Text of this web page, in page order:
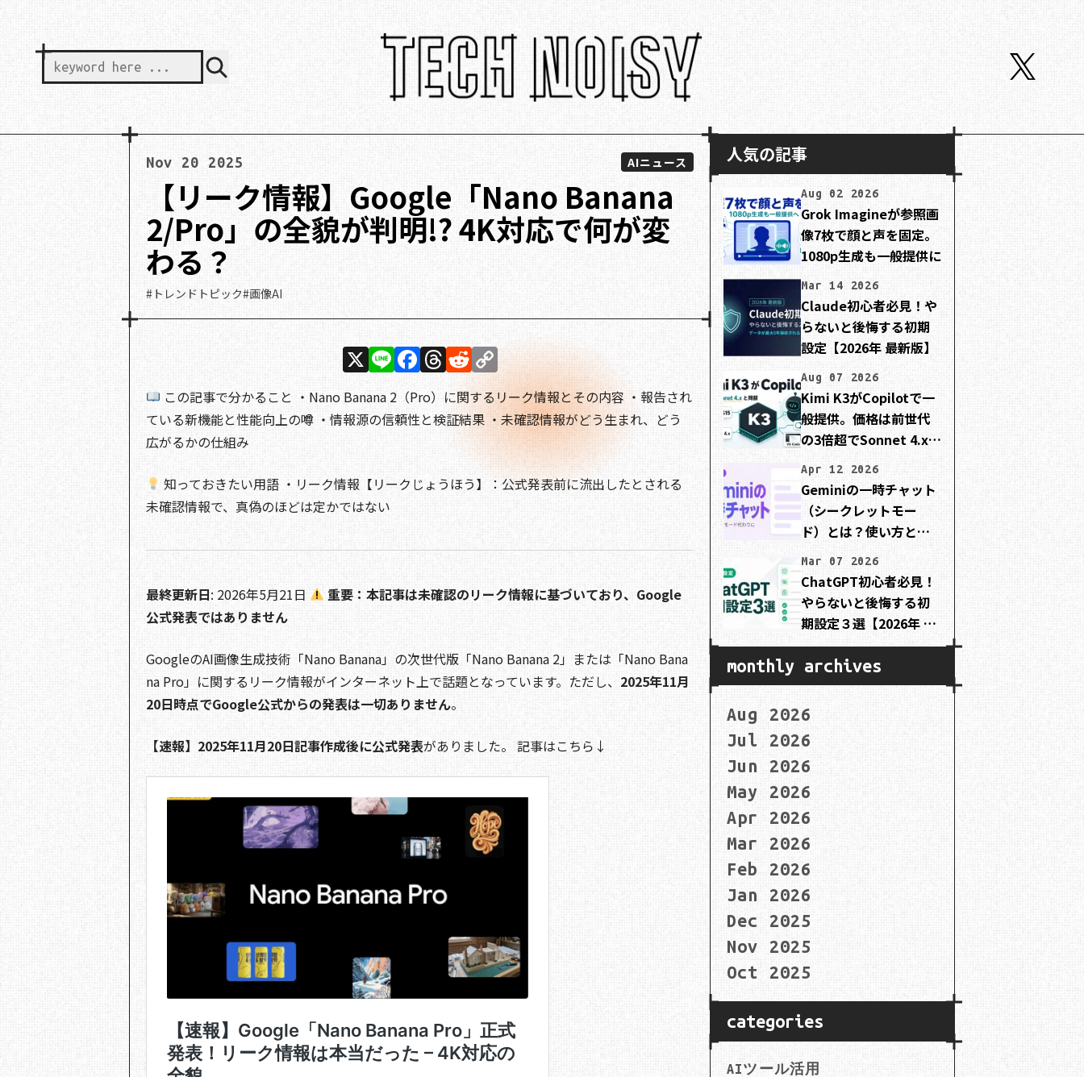
keyword here ...
Nov 20 2025 AIニュース
【リーク情報】Google「Nano Banana
2/Pro」の全貌が判明!? 4K対応で何が変
わる？
#トレンドトピック#画像AI
X Li
n
e
F
a
c
e
o
k
T
h
re
a
s
R
e
d
di
t
C
o
p
y
Li
n
この記事で分かること ・Nano Banana 2（Pro）に関するリーク情報とその内容 ・報告され
ている新機能と性能向上の噂 ・情報源の信頼性と検証結果 ・未確認情報がどう生まれ、どう
広がるかの仕組み
知っておきたい用語 ・リーク情報【リークじょうほう】：公式発表前に流出したとされる
未確認情報で、真偽のほどは定かではない
最終更新日: 2026年5月21日
重要：本記事は未確認のリーク情報に基づいており、Google
公式発表ではありません
GoogleのAI画像生成技術「Nano Banana」の次世代版「Nano Banana 2」または「Nano Bana
na Pro」に関するリーク情報がインターネット上で話題となっています。ただし、 2025年11月
20日時点でGoogle公式からの発表は一切ありません。
【速報】2025年11月20日記事作成後に公式発表がありました。 記事はこちら↓
人気の記事
Aug 02 2026
Grok Imagineが参照画
像7枚で顔と声を固定。
1080p生成も一般提供に
Mar 14 2026
Claude初心者必見！や
らないと後悔する初期
設定【2026年 最新版】
Aug 07 2026
Kimi K3がCopilotで一
般提供。価格は前世代
の3倍超でSonnet 4.xと
Apr 12 2026
Geminiの一時チャット
（シークレットモー
ド）とは？使い方と注
説
Mar 07 2026
ChatGPT初心者必見！
やらないと後悔する初
期設定３選【2026年 最
新版】
monthly archives
Aug 2026
Jul 2026
Jun 2026
May 2026
Apr 2026
Mar 2026
Feb 2026
Jan 2026
Dec 2025
Nov 2025
Oct 2025
categories
AIツール活用